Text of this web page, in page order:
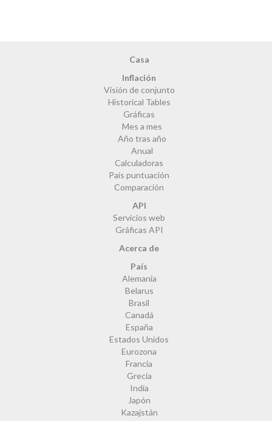
Casa
Inflación
Visión de conjunto
Historical Tables
Gráficas
Mes a mes
Año tras año
Anual
Calculadoras
País puntuación
Comparación
API
Servicios web
Gráficas API
Acerca de
País
Alemania
Belarus
Brasil
Canadá
España
Estados Unidos
Eurozona
Francia
Grecia
India
Japón
Kazajstán